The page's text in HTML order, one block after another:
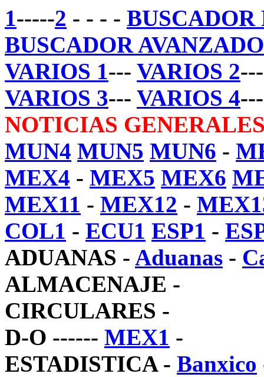
1-----2 - - - -
BUSCADOR
VARIOS 1--- VARIOS 2
VARIOS 3--- VARIOS 4
NOTICIAS
MUN4 MUN5 MUN6 -
MEX4 - MEX5 MEX6
MEX11 - MEX12 -
COL1 - ECU1 ESP1 -
ADUANAS - Aduanas -
ALMACENAJE -
CIRCULARES -
D-O ------ MEX1 -
ESTADISTICA- Banxico